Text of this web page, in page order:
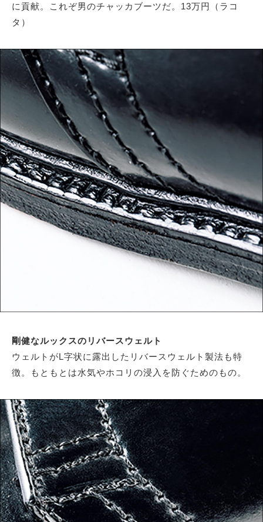
に貢献。これぞ男のチャッカブーツだ。13万円（ラコ
タ）
剛健なルックスのリバースウェルト
ウェルトがL字状に露出したリバースウェルト製法も特
徴。もともとは水気やホコリの浸入を防ぐためのもの。